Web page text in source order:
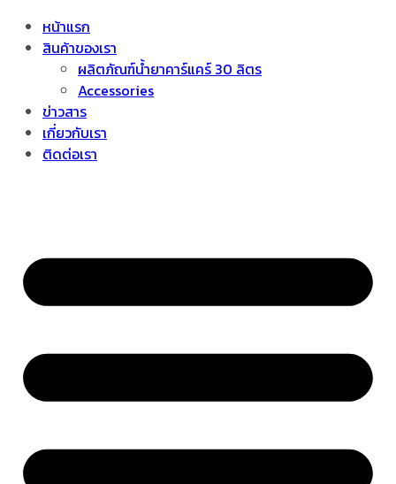
หน้าแรก
สินค้าของเรา
ผลิตภัณฑ์น้ำยาคาร์แคร์ 30 ลิตร
Accessories
ข่าวสาร
เกี่ยวกับเรา
ติดต่อเรา